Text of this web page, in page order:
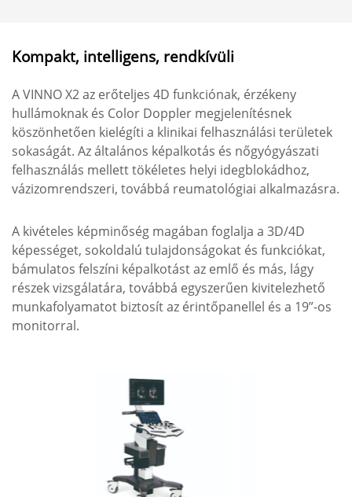
Kompakt, intelligens, rendkívüli
A VINNO X2 az erőteljes 4D funkciónak, érzékeny
hullámoknak és Color Doppler megjelenítésnek
köszönhetően kielégíti a klinikai felhasználási területek
sokaságát. Az általános képalkotás és nőgyógyászati
felhasználás mellett tökéletes helyi idegblokádhoz,
vázizomrendszeri, továbbá reumatológiai alkalmazásra.
A kivételes képminőség magában foglalja a 3D/4D
képességet, sokoldalú tulajdonságokat és funkciókat,
bámulatos felszíni képalkotást az emlő és más, lágy
részek vizsgálatára, továbbá egyszerűen kivitelezhető
munkafolyamatot biztosít az érintőpanellel és a 19”-os
monitorral.